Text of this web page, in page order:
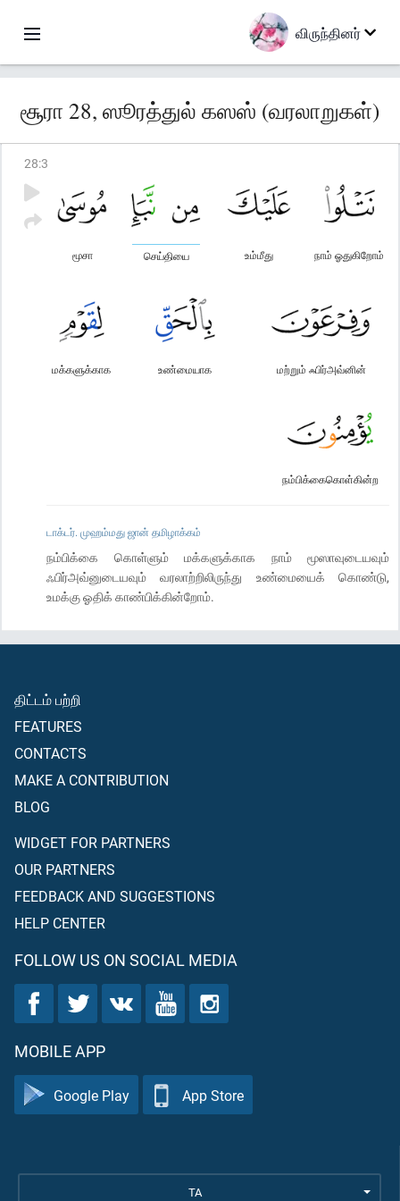
விருந்தினர்
சூரா 28, ஸூரத்துல் கஸஸ் (வரலாறுகள்)
28:3
நாம் ஓதுகிறோம்
உம்மீது
செய்தியை
மூசா
மற்றும் ஃபிர்அவ்னின்
உண்மையாக
மக்களுக்காக
நம்பிக்கைகொள்கின்ற
டாக்டர். முஹம்மது ஜான் தமிழாக்கம்
நம்பிக்கை கொள்ளும் மக்களுக்காக நாம் மூஸாவுடையவும்
ஃபிர்அவ்னுடையவும் வரலாற்றிலிருந்து உண்மையைக் கொண்டு,
உமக்கு ஓதிக் காண்பிக்கின்றோம்.
திட்டம் பற்றி
FEATURES
CONTACTS
MAKE A CONTRIBUTION
BLOG
WIDGET FOR PARTNERS
OUR PARTNERS
FEEDBACK AND SUGGESTIONS
HELP CENTER
FOLLOW US ON SOCIAL MEDIA
MOBILE APP
Google Play App Store
TA